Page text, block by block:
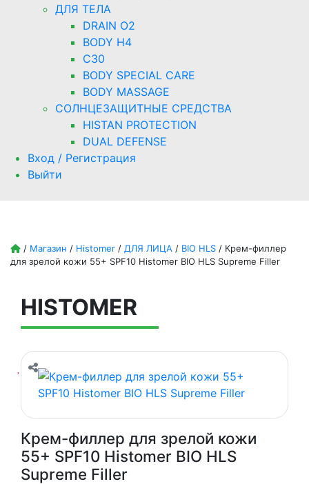
ДЛЯ ТЕЛА
DRAIN O2
BODY H4
C30
BODY SPECIAL CARE
BODY MASSAGE
СОЛНЦЕЗАЩИТНЫЕ СРЕДСТВА
HISTAN PROTECTION
DUAL DEFENSE
Вход / Регистрация
Выйти
/ Магазин / Histomer / ДЛЯ ЛИЦА / BIO HLS / Крем-филлер
для зрелой кожи 55+ SPF10 Histomer BIO HLS Supreme Filler
HISTOMER
Крем-филлер для зрелой кожи
55+ SPF10 Histomer BIO HLS
Supreme Filler